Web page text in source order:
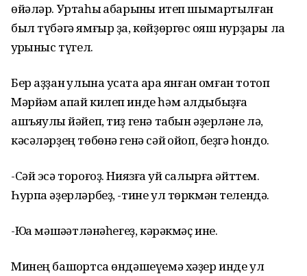
өйәләр. Уртаһы ҡабарынҡы итеп шымартылған
был түбәгә ямғыр ҙа, көйҙөргөс ҡояш нурҙары ла
ҡурҡыныс түгел.
Бер аҙҙан ҡулына усаҡта ҡара янған ҡомған тотоп
Мәрйәм апай килеп инде һәм алдыбыҙға
ашъяулыҡ йәйеп, тиҙ генә табын әҙерләне лә,
кәсәләрҙең төбөнә генә сәй ҡойоп, беҙгә һондо.
-Сәй эсә тороғоҙ. Ниязға ҡуй салырға әйттем.
Һурпа әҙерләрбеҙ, -тине ул төркмән телендә.
-Юҡҡа мәшәҡәтләнәһегеҙ, кәрәкмәҫ ине.
Минең башҡортса өндәшеүемә хәҙер инде ул